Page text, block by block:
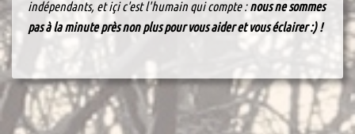
indépendants, et içi c'est l'humain qui compte :nous ne sommes
pas à la minute près non plus pour vous aider et vous éclairer :) !